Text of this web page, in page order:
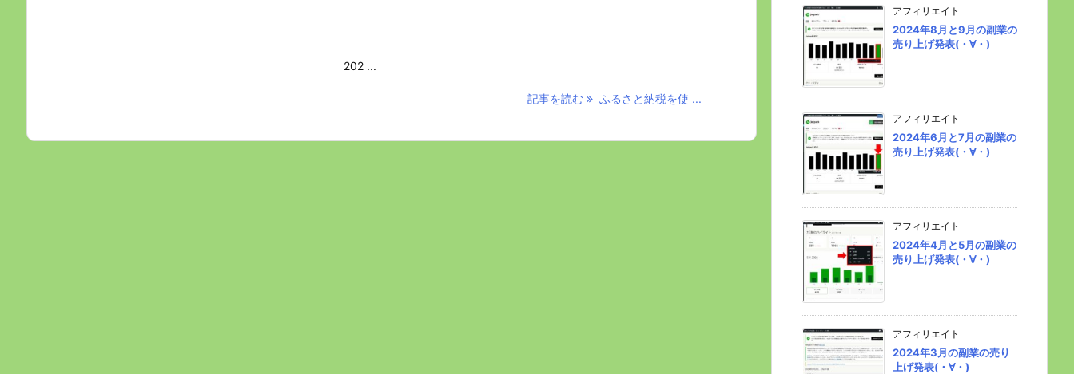
202 ...
記事を読む ふるさと納税を使 ...
アフィリエイト
2024年8月と9月の副業の
売り上げ発表(・∀・)
アフィリエイト
2024年6月と7月の副業の
売り上げ発表(・∀・)
アフィリエイト
2024年4月と5月の副業の
売り上げ発表(・∀・)
アフィリエイト
2024年3月の副業の売り
上げ発表(・∀・)